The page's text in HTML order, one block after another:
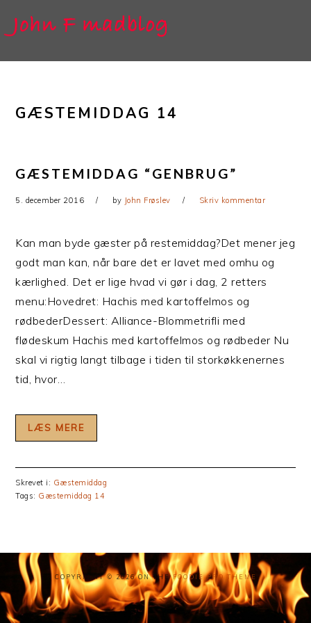
direkte
GÆSTEMIDDAG 14
GÆSTEMIDDAG “GENBRUG”
5. december 2016 by John Frøslev Skriv kommentar
Kan man byde gæster på restemiddag?Det mener jeg
godt man kan, når bare det er lavet med omhu og
kærlighed. Det er lige hvad vi gør i dag, 2 retters
menu:Hovedret: Hachis med kartoffelmos og
rødbederDessert: Alliance-Blommetrifli med
flødeskum Hachis med kartoffelmos og rødbeder Nu
skal vi rigtig langt tilbage i tiden til storkøkkenernes
tid, hvor…
LÆS MERE
Skrevet i: Gæstemiddag
Tags: Gæstemiddag 14
COPYRIGHT © 2026 ON THEFOODIE PRO THEME